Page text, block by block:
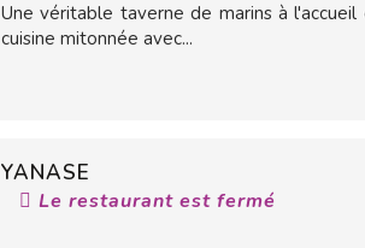
Une véritable taverne de marins à
cuisine mitonnée avec...
YANASE
Le restaurant est fermé